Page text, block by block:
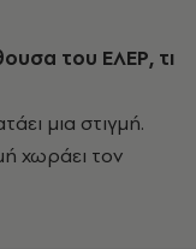
του ΕΛΕΡ, τι
μια στιγμή.
χωράει τον